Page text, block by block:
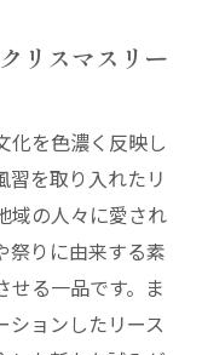
リスマスリー
化を色濃く反映し
習を取り入れたリ
域の人々に愛され
祭りに由来する素
せる一品です。ま
ションしたリース